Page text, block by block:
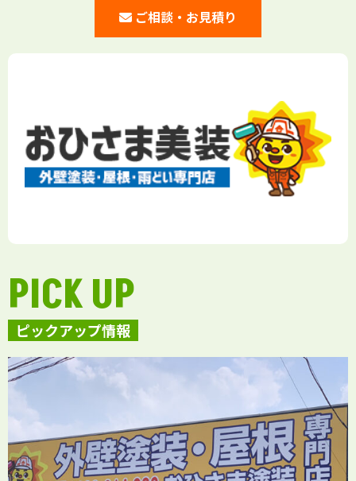
ご相談・お見積り
ピックアップ情報
PICK UP